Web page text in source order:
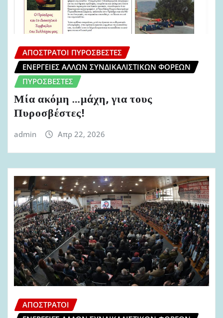
ΑΠΌΣΤΡΑΤΟΙ ΠΥΡΟΣΒΈΣΤΕΣ
ΕΝΈΡΓΕΙΕΣ ΆΛΛΩΝ ΣΥΝΔΙΚΑΛΙΣΤΙΚΏΝ ΦΟΡΈΩΝ
ΠΥΡΟΣΒΈΣΤΕΣ
Μία ακόμη …μάχη, για τους
Πυροσβέστες!
admin Απρ 22, 2026
ΑΠΌΣΤΡΑΤΟΙ